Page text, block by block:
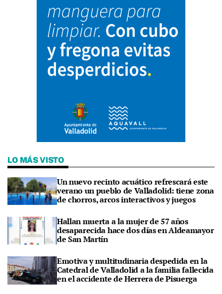
LO MÁS VISTO
Un nuevo recinto acuático refrescará este
verano un pueblo de Valladolid: tiene zona
de chorros, arcos interactivos y juegos
Hallan muerta a la mujer de 57 años
desaparecida hace dos días en Aldeamayor
de San Martín
Emotiva y multitudinaria despedida en la
Catedral de Valladolid a la familia fallecida
en el accidente de Herrera de Pisuerga